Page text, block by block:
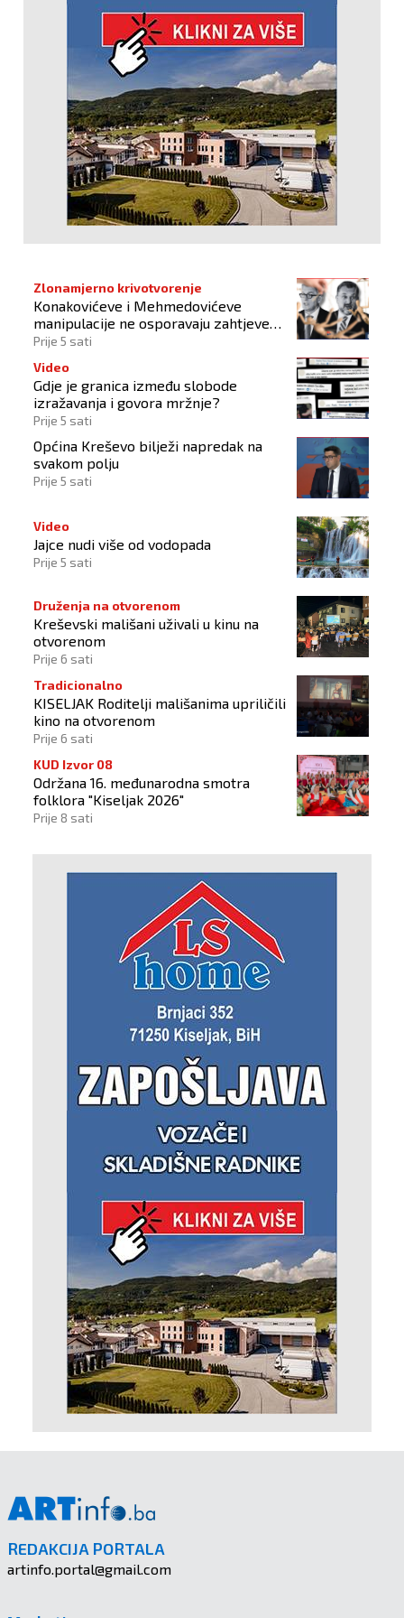
Zlonamjerno krivotvorenje
Konakovićeve i Mehmedovićeve
manipulacije ne osporavaju zahtjeve
Hrvata
Prije 5 sati
Video
Gdje je granica između slobode
izražavanja i govora mržnje?
Prije 5 sati
Općina Kreševo bilježi napredak na
svakom polju
Prije 5 sati
Video
Jajce nudi više od vodopada
Prije 5 sati
Druženja na otvorenom
Kreševski mališani uživali u kinu na
otvorenom
Prije 6 sati
Tradicionalno
KISELJAK Roditelji mališanima upriličili
kino na otvorenom
Prije 6 sati
KUD Izvor 08
Održana 16. međunarodna smotra
folklora "Kiseljak 2026"
Prije 8 sati
REDAKCIJA PORTALA
artinfo.portal@gmail.com